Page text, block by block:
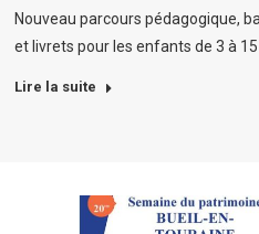
Nouveau parcours pédagogique,
et livrets pour les enfants de 3 à
Lire la suite